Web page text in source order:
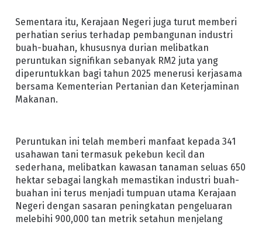
Sementara itu, Kerajaan Negeri juga turut memberi
perhatian serius terhadap pembangunan industri
buah-buahan, khususnya durian melibatkan
peruntukan signifikan sebanyak RM2 juta yang
diperuntukkan bagi tahun 2025 menerusi kerjasama
bersama Kementerian Pertanian dan Keterjaminan
Makanan.
Peruntukan ini telah memberi manfaat kepada 341
usahawan tani termasuk pekebun kecil dan
sederhana, melibatkan kawasan tanaman seluas 650
hektar sebagai langkah memastikan industri buah-
buahan ini terus menjadi tumpuan utama Kerajaan
Negeri dengan sasaran peningkatan pengeluaran
melebihi 900,000 tan metrik setahun menjelang